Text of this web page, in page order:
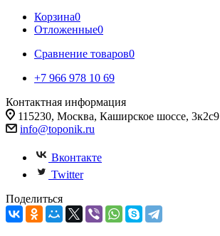
Корзина0
Отложенные0
Сравнение товаров0
+7 966 978 10 69
Контактная информация
115230, Москва, Каширское шоссе, 3к2с9
info@toponik.ru
Вконтакте
Twitter
Поделиться